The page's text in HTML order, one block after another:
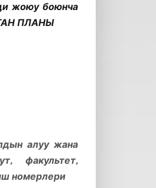
жоюу боюнча
ПЛАНЫ
алуу жана
факультет,
номерлери